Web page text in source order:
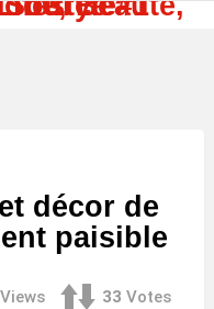
décor de
paisible
Views 33 Votes